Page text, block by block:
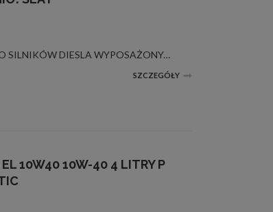
DOSKONAŁY OLEJ SYNTETYCZNY DO SILNIKÓW DIESLA WYPOSAŻONYCH W POMPOWTRYSKIWACZEMOBIL 3000XE 5W30 BUTELKA 5L!ZASTĘPUJE WYCOFYWANY MOBIL 5W30 SYNT S SPECIAL VOlej silnikowy stworzony w oparciu o technologię syntetyczną, którego formulacja pozwala uzyskać ...
SZCZEGÓŁY
10W40 10W-40 4 LITRY P